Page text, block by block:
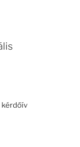
kérdőív